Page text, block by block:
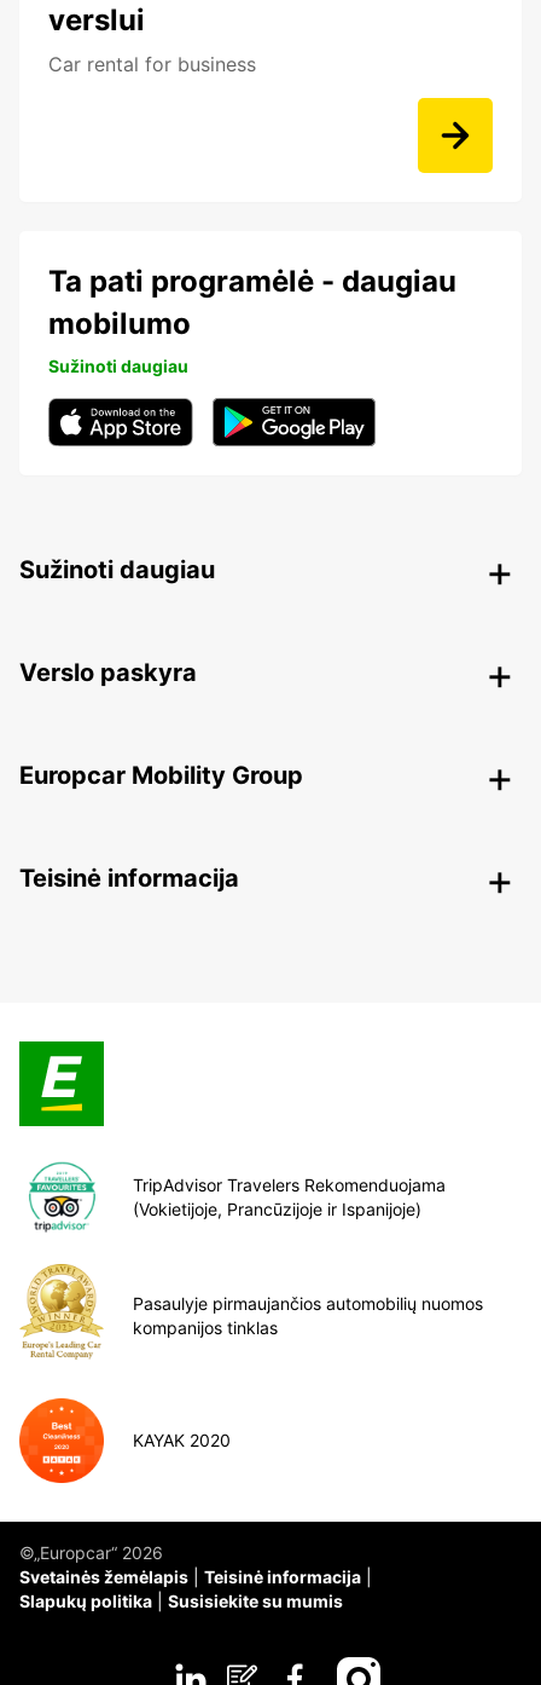
verslui
Car rental for business
Ta pati programėlė - daugiau
mobilumo
Sužinoti daugiau
Sužinoti daugiau
Verslo paskyra
Europcar Mobility Group
Teisinė informacija
TripAdvisor Travelers Rekomenduojama
(Vokietijoje, Prancūzijoje ir Ispanijoje)
Pasaulyje pirmaujančios automobilių nuomos
kompanijos tinklas
KAYAK 2020
©„Europcar“ 2026
Svetainės žemėlapis
Teisinė informacija
Slapukų politika
Susisiekite su mumis